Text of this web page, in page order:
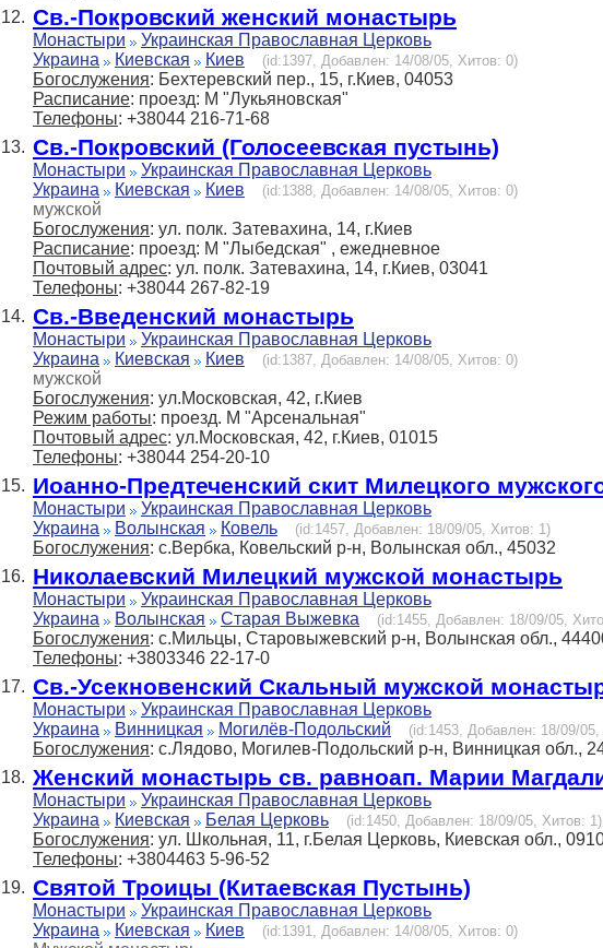
12. Св.-Покровский женский монастырь
Монастыри
Украинская Православная Церковь
Украина
Киевская Киев (id:1397, Добавлен: 14/08/05, Хитов: 0)
Богослужения: Бехтеревский пер., 15, г.Киев, 04053
Расписание: проезд: М "Лукьяновская"
Телефоны: +38044 216-71-68
13. Св.-Покровский (Голосеевская пустынь)
Монастыри
Украинская Православная Церковь
Украина
Киевская Киев (id:1388, Добавлен: 14/08/05, Хитов: 0)
мужской
Богослужения: ул. полк. Затевахина, 14, г.Киев
Расписание: проезд: М "Лыбедская" , ежедневное
Почтовый адрес: ул. полк. Затевахина, 14, г.Киев, 03041
Телефоны: +38044 267-82-19
14. Св.-Введенский монастырь
Монастыри
Украинская Православная Церковь
Украина
Киевская Киев (id:1387, Добавлен: 14/08/05, Хитов: 0)
мужской
Богослужения: ул.Московская, 42, г.Киев
Режим работы: проезд. М "Арсенальная"
Почтовый адрес: ул.Московская, 42, г.Киев, 01015
Телефоны: +38044 254-20-10
15. Иоанно-Предтеченский скит Милецкого
Монастыри
Украинская Православная Церковь
Украина
Волынская Ковель (id:1457, Добавлен: 18/09/05, Хитов: 1)
Богослужения: с.Вербка, Ковельский р-н, Волынская обл., 45032
16. Николаевский Милецкий мужской монастырь
Монастыри
Украинская Православная Церковь
Украина
Волынская Старая Выжевка (id:1455, Добавлен: 18/09/05,
Богослужения: с.Мильцы, Старовыжевский р-н, Волынская обл.,
Телефоны: +3803346 22-17-0
17. Св.-Усекновенский Скальный мужской
Монастыри
Украинская Православная Церковь
Украина
Винницкая Могилёв-Подольский (id:1453, Добавлен: 18/09/
Богослужения: с.Лядово, Могилев-Подольский р-н, Винницкая обл.,
18. Женский монастырь св. равноап. Марии
Монастыри
Украинская Православная Церковь
Украина
Киевская Белая Церковь (id:1450, Добавлен: 18/09/05, Хитов: 1)
Богослужения: ул. Школьная, 11, г.Белая Церковь, Киевская обл.,
Телефоны: +3804463 5-96-52
19. Святой Троицы (Китаевская Пустынь)
Монастыри
Украинская Православная Церковь
Украина
Киевская Киев (id:1391, Добавлен: 14/08/05, Хитов: 0)